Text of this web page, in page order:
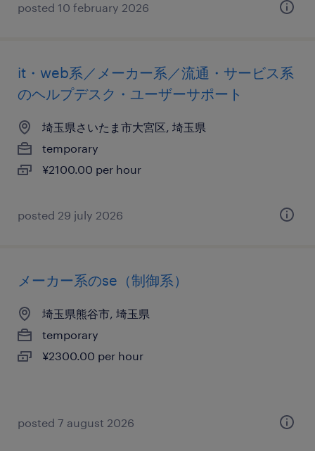
posted 10 february 2026
it・web系／メーカー系／流通・サービス系
のヘルプデスク・ユーザーサポート
埼玉県さいたま市大宮区, 埼玉県
temporary
¥2100.00 per hour
posted 29 july 2026
メーカー系のse（制御系）
埼玉県熊谷市, 埼玉県
temporary
¥2300.00 per hour
posted 7 august 2026